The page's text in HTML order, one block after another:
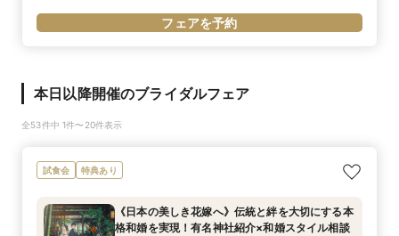
フェアを予約
本日以降開催のブライダルフェア
全53件中 1件〜20件表示
試食会 特典あり
《日本の美しき花嫁へ》伝統と絆を大切にする本
格和婚を実現！有名神社紹介×和婚スタイル相談